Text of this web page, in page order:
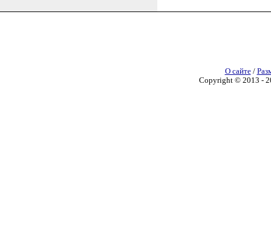
О сайте/
Copyright © 2013 -